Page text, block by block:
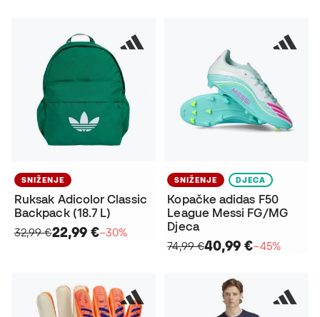
SNIŽENJE
Ruksak Adicolor Classic
Backpack (18.7 L)
32,99 €22,99 €−30%
SNIŽENJE DJECA
Kopačke adidas F50
League Messi FG/MG
Djeca
74,99 €40,99 €−45%